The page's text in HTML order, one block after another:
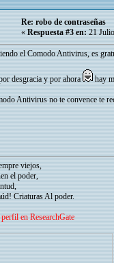
Re: robo de contraseñas
« Respuesta #3 en: 21
el Comodo Antivirus, es
desgracia y por ahora hay
Antivirus no te convence te
viejos,
el poder,
Criaturas Al poder.
en ResearchGate